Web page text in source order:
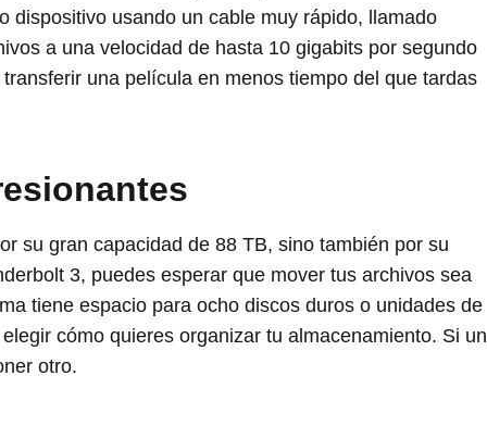
dispositivo usando un cable muy rápido, llamado
a una velocidad de hasta 10 gigabits por segundo
una película en menos tiempo del que tardas
su gran capacidad de 88 TB, sino también por su
3, puedes esperar que mover tus archivos sea
tiene espacio para ocho discos duros o unidades de
cómo quieres organizar tu almacenamiento. Si un
otro.